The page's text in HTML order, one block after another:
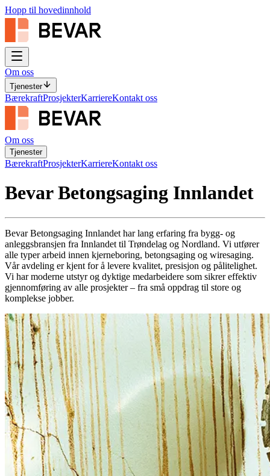
Hopp til hovedinnhold
Om oss
Tjenester
BærekraftProsjekterKarriereKontakt oss
Om oss
Tjenester
BærekraftProsjekterKarriereKontakt oss
Bevar Betongsaging Innlandet
Bevar Betongsaging Innlandet har lang erfaring fra bygg- og
anleggsbransjen fra Innlandet til Trøndelag og Nordland. Vi utfører
alle typer arbeid innen kjerneboring, betongsaging og wiresaging.
Vår avdeling er kjent for å levere kvalitet, presisjon og pålitelighet.
Vi har moderne utstyr og dyktige medarbeidere som sikrer effektiv
gjennomføring av alle prosjekter – fra små oppdrag til store og
komplekse jobber.